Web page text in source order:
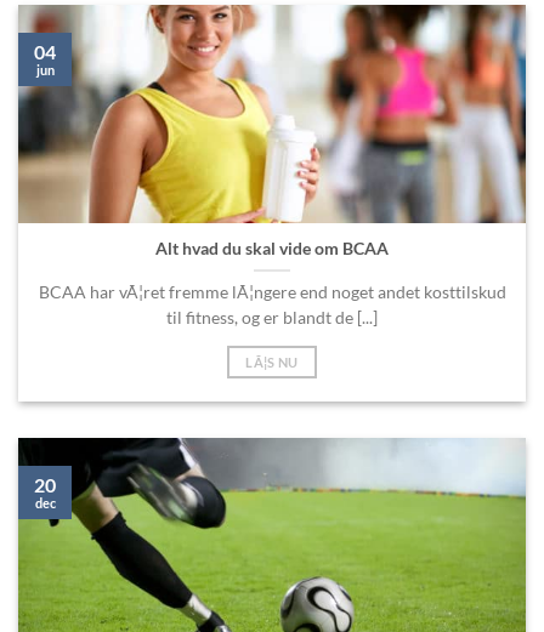
Alt hvad du skal vide om BCAA
BCAA har vÃ¦ret fremme lÃ¦ngere end noget andet kosttilskud
til fitness, og er blandt de [...]
LÃ¦S NU
04
jun
20
dec